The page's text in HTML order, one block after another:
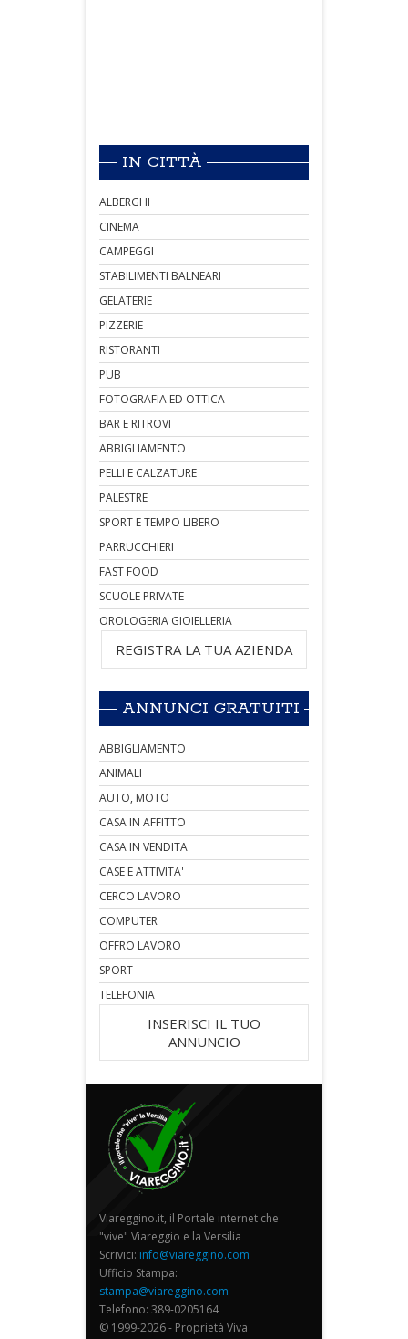
IN CITTÀ
ALBERGHI
CINEMA
CAMPEGGI
STABILIMENTI BALNEARI
GELATERIE
PIZZERIE
RISTORANTI
PUB
FOTOGRAFIA ED OTTICA
BAR E RITROVI
ABBIGLIAMENTO
PELLI E CALZATURE
PALESTRE
SPORT E TEMPO LIBERO
PARRUCCHIERI
FAST FOOD
SCUOLE PRIVATE
OROLOGERIA GIOIELLERIA
REGISTRA LA TUA AZIENDA
ANNUNCI GRATUITI
ABBIGLIAMENTO
ANIMALI
AUTO, MOTO
CASA IN AFFITTO
CASA IN VENDITA
CASE E ATTIVITA'
CERCO LAVORO
COMPUTER
OFFRO LAVORO
SPORT
TELEFONIA
INSERISCI IL TUO
ANNUNCIO
Viareggino.it, il Portale internet che
"vive" Viareggio e la Versilia
Scrivici: info@viareggino.com
Ufficio Stampa:
stampa@viareggino.com
Telefono: 389-0205164
© 1999-2026 - Proprietà Viva